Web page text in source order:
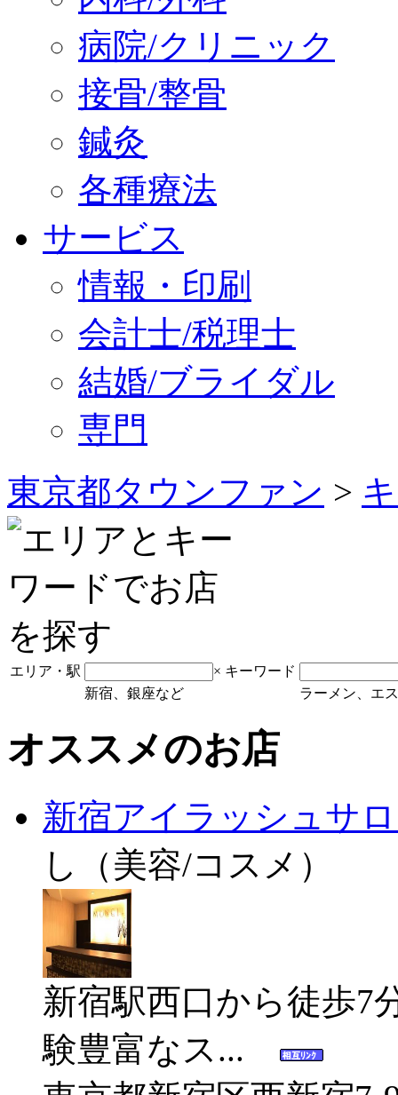
病院/クリニック
接骨/整骨
鍼灸
各種療法
サービス
情報・印刷
会計士/税理士
結婚/ブライダル
専門
東京都タウンファン >
エリア・駅 × キーワード
新宿、銀座など
ラーメン、エ
オススメのお店
新宿アイラッシュサ
し（美容/コスメ）
新宿駅西口から徒歩
験豊富なス...